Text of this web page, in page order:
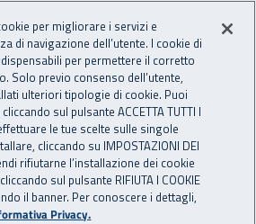
Nazionale
Apri cerca
principale
in:
Eventi
per migliorare i servizi e
di navigazione dell’utente. I cookie di
per permettere il corretto
Solo previo consenso dell’utente,
ulteriori tipologie di cookie. Puoi
sul pulsante ACCETTA TUTTI I
le tue scelte sulle singole
cliccando su IMPOSTAZIONI DEI
rifiutarne l’installazione dei cookie
sul pulsante RIFIUTA I COOKIE
il banner. Per conoscere i dettagli,
Privacy.